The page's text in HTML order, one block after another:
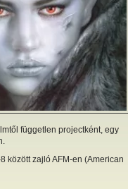
független projectként, egy
között zajló AFM-en (American